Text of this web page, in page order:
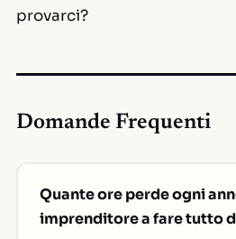
provarci?
Domande Frequenti
Quante ore perde ogni
imprenditore a fare tutto